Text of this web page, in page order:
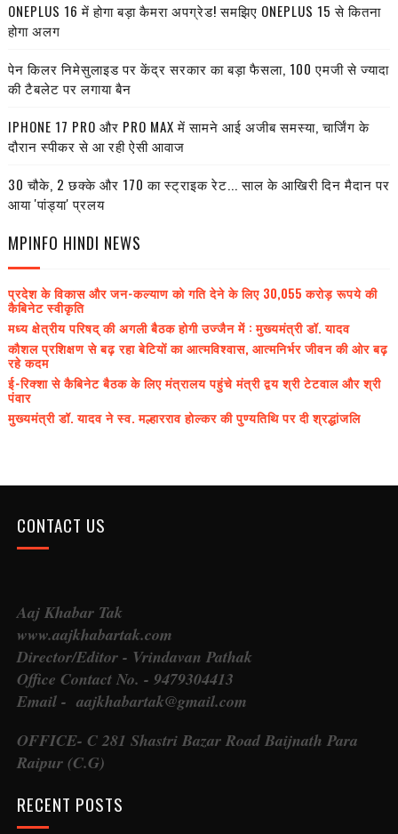
ONEPLUS 16 में होगा बड़ा कैमरा अपग्रेड! समझिए ONEPLUS 15 से कितना
होगा अलग
पेन किलर निमेसुलाइड पर केंद्र सरकार का बड़ा फैसला, 100 एमजी से ज्यादा
की टैबलेट पर लगाया बैन
IPHONE 17 PRO और PRO MAX में सामने आई अजीब समस्या, चार्जिंग के
दौरान स्पीकर से आ रही ऐसी आवाज
30 चौके, 2 छक्के और 170 का स्ट्राइक रेट... साल के आखिरी दिन मैदान पर
आया 'पांड्या' प्रलय
MPINFO HINDI NEWS
प्रदेश के विकास और जन-कल्याण को गति देने के लिए 30,055 करोड़ रूपये की
कैबिनेट स्वीकृति
मध्य क्षेत्रीय परिषद् की अगली बैठक होगी उज्जैन में : मुख्यमंत्री डॉ. यादव
कौशल प्रशिक्षण से बढ़ रहा बेटियों का आत्मविश्वास, आत्मनिर्भर जीवन की ओर बढ़
रहे कदम
ई-रिक्शा से कैबिनेट बैठक के लिए मंत्रालय पहुंचे मंत्री द्वय श्री टेटवाल और श्री
पंवार
मुख्यमंत्री डॉ. यादव ने स्व. मल्हारराव होल्कर की पुण्यतिथि पर दी श्रद्धांजलि
CONTACT US
Aaj Khabar Tak
www.aajkhabartak.com
Director/Editor - Vrindavan Pathak
Office Contact No. - 9479304413
Email - aajkhabartak@gmail.com
OFFICE- C 281 Shastri Bazar Road Baijnath Para
Raipur (C.G)
RECENT POSTS